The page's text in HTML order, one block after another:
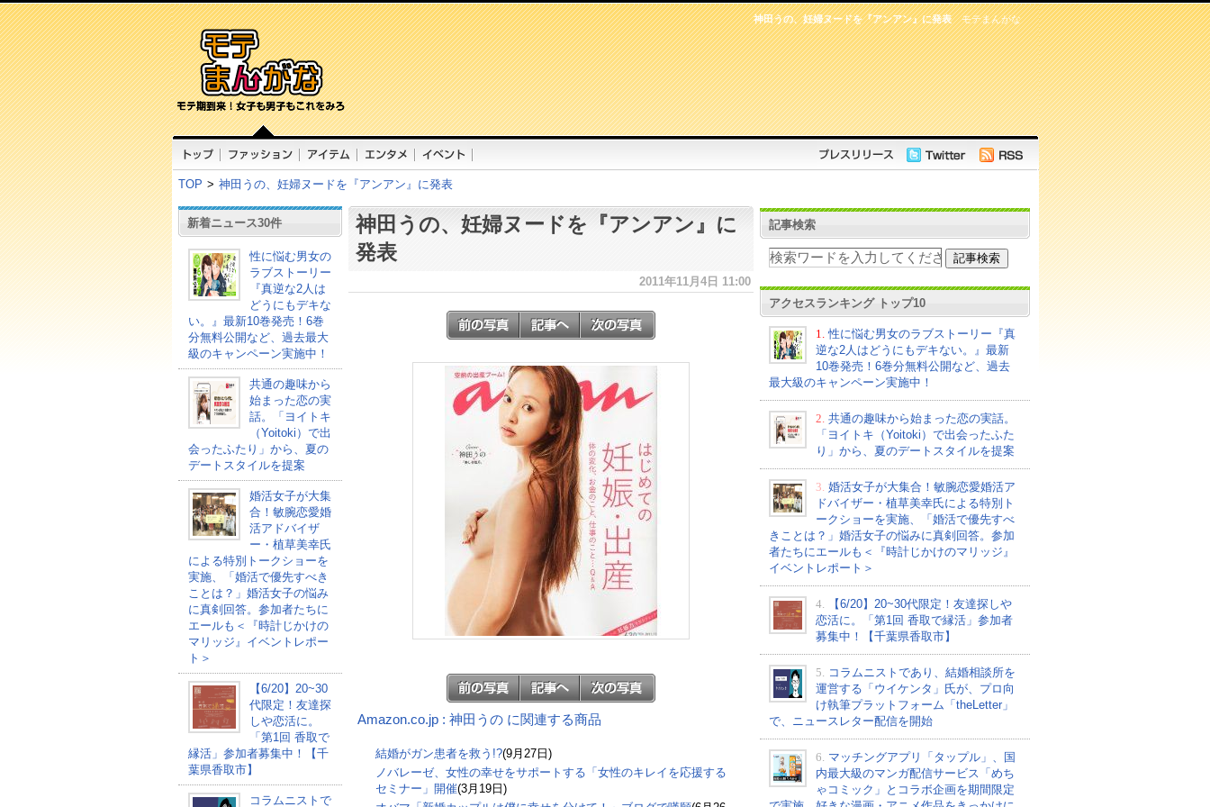
モテまんがな
神田うの、妊婦ヌードを『アンアン』に発表
TOP > 神田うの、妊婦ヌードを『アンアン』に発表
新着ニュース30件
性に悩む男女の
ラブストーリー
『真逆な2人は
どうにもデキな
い。』最新10巻発売！6巻
分無料公開など、過去最大
級のキャンペーン実施中！
共通の趣味から
始まった恋の実
話。「ヨイトキ
（Yoitoki）で出
会ったふたり」から、夏の
デートスタイルを提案
婚活女子が大集
合！敏腕恋愛婚
活アドバイザ
ー・植草美幸氏
による特別トークショーを
実施、「婚活で優先すべき
ことは？」婚活女子の悩み
に真剣回答。参加者たちに
エールも＜『時計じかけの
マリッジ』イベントレポー
ト＞
【6/20】20~30
代限定！友達探
しや恋活に。
「第1回 香取で
縁活」参加者募集中！【千
葉県香取市】
コラムニストで
神田うの、妊婦ヌードを『アンアン』に
発表
2011年11月4日 11:00
Amazon.co.jp : 神田うの に関連する商品
結婚がガン患者を救う!?(9月27日)
ノバレーゼ、女性の幸せをサポートする「女性のキレイを応援する
セミナー」開催(3月19日)
記事検索
アクセスランキング トップ10
1.
性に悩む男女のラブストーリー『真
逆な2人はどうにもデキない。』最新
10巻発売！6巻分無料公開など、過去
最大級のキャンペーン実施中！
2. 共通の趣味から始まった恋の実話。
「ヨイトキ（Yoitoki）で出会ったふた
り」から、夏のデートスタイルを提案
3. 婚活女子が大集合！敏腕恋愛婚活ア
ドバイザー・植草美幸氏による特別ト
ークショーを実施、「婚活で優先すべ
きことは？」婚活女子の悩みに真剣回答。参加
者たちにエールも＜『時計じかけのマリッジ』
イベントレポート＞
4.
【6/20】20~30代限定！友達探しや
恋活に。「第1回 香取で縁活」参加者
募集中！【千葉県香取市】
5.
コラムニストであり、結婚相談所を
運営する「ウイケンタ」氏が、プロ向
け執筆プラットフォーム「theLetter」
で、ニュースレター配信を開始
6. マッチングアプリ「タップル」、国
内最大級のマンガ配信サービス「めち
ゃコミック」とコラボ企画を期間限定